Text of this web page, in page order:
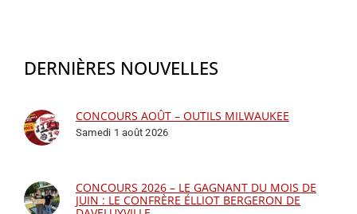
DERNIÈRES NOUVELLES
CONCOURS AOÛT – OUTILS MILWAUKEE
Samedi 1 août 2026
CONCOURS 2026 – LE GAGNANT DU MOIS DE
JUIN : LE CONFRÈRE ÉLLIOT BERGERON DE